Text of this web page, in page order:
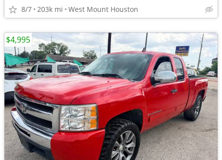
8/7 203k mi West Mount Houston
$4,995